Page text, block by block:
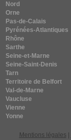
Nord
Orne
Pas-de-Calais
Pyrénées-Atlantiques
Rhône
Sarthe
Seine-et-Marne
Seine-Saint-Denis
Tarn
Territoire de Belfort
Val-de-Marne
Vaucluse
Vienne
Yonne
Mentions légales